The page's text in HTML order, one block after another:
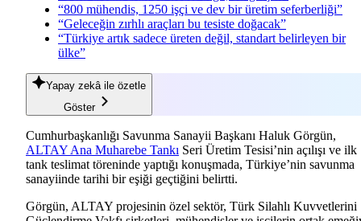
“800 mühendis, 1250 işçi ve dev bir üretim seferberliği”
“Geleceğin zırhlı araçları bu tesiste doğacak”
“Türkiye artık sadece üreten değil, standart belirleyen bir
ülke”
Yapay zekâ ile özetle
Göster
Cumhurbaşkanlığı Savunma Sanayii Başkanı Haluk Görgün,
ALTAY Ana Muharebe Tankı Seri Üretim Tesisi’nin açılışı ve ilk
tank teslimat töreninde yaptığı konuşmada, Türkiye’nin savunma
sanayiinde tarihi bir eşiği geçtiğini belirtti.
Görgün, ALTAY projesinin özel sektör, Türk Silahlı Kuvvetlerini